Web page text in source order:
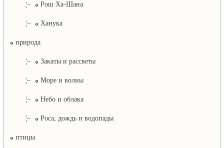
¦– Рош Ха-Шана
¦– Ханука
природа
¦– Закаты и рассветы
¦– Море и волны
¦– Небо и облака
¦– Роса, дождь и водопады
птицы